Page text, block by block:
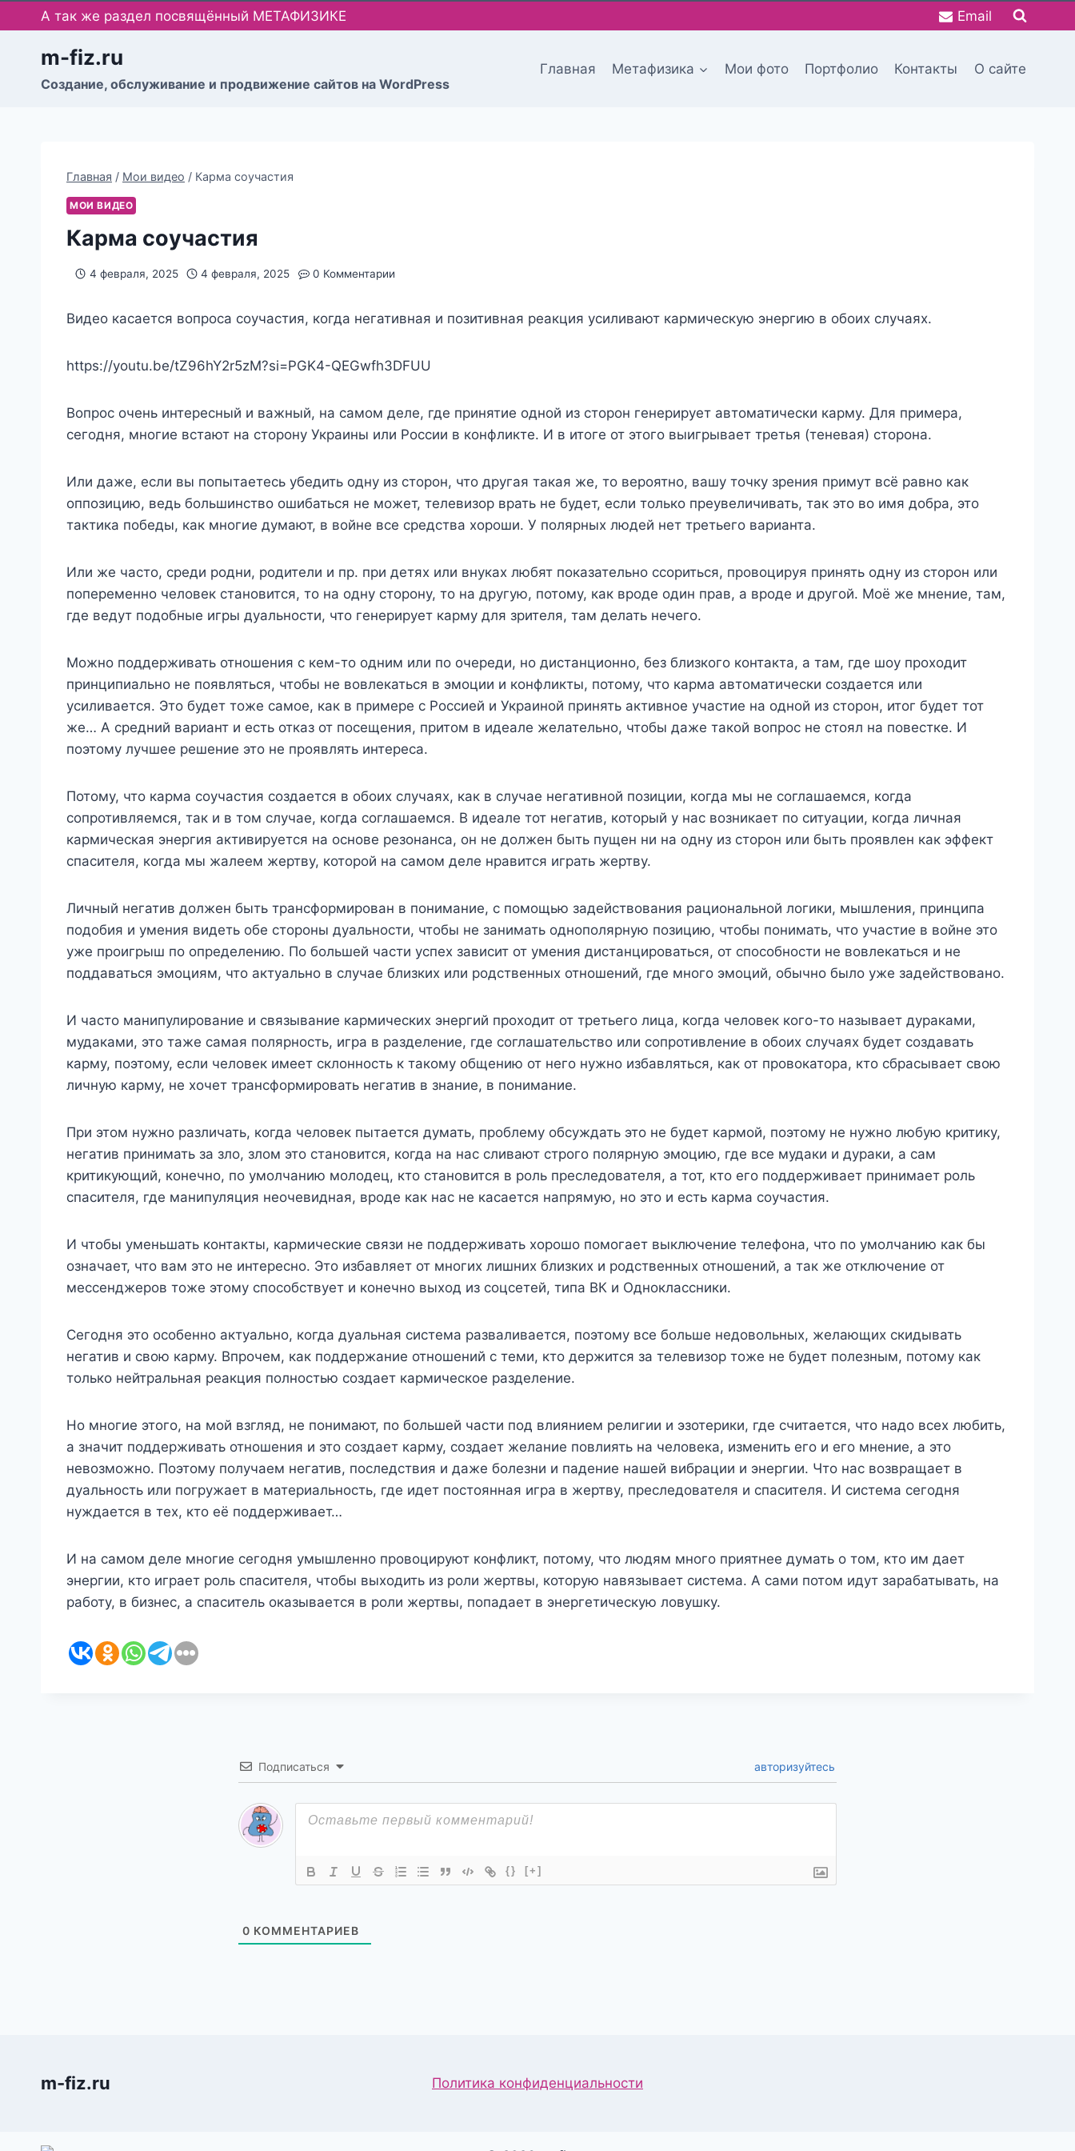
Перейти
к
содержимому
А так же раздел посвящённый МЕТАФИЗИКЕ Email
m-fiz.ru
Cоздание, обслуживание и продвижение сайтов на WordPress
Главная Метафизика Мои фото Портфолио Контакты О сайте
Главная / Мои видео / Карма соучастия
МОИ ВИДЕО
Карма соучастия
4 февраля, 2025 4 февраля, 2025 0 Комментарии
Видео касается вопроса соучастия, когда негативная и позитивная реакция усиливают кармическую энергию в обоих случаях.
https://youtu.be/tZ96hY2r5zM?si=PGK4-QEGwfh3DFUU
Вопрос очень интересный и важный, на самом деле, где принятие одной из сторон генерирует автоматически карму. Для примера,
сегодня, многие встают на сторону Украины или России в конфликте. И в итоге от этого выигрывает третья (теневая) сторона.
Или даже, если вы попытаетесь убедить одну из сторон, что другая такая же, то вероятно, вашу точку зрения примут всё равно как
оппозицию, ведь большинство ошибаться не может, телевизор врать не будет, если только преувеличивать, так это во имя добра, это
тактика победы, как многие думают, в войне все средства хороши. У полярных людей нет третьего варианта.
Или же часто, среди родни, родители и пр. при детях или внуках любят показательно ссориться, провоцируя принять одну из сторон или
попеременно человек становится, то на одну сторону, то на другую, потому, как вроде один прав, а вроде и другой. Моё же мнение, там,
где ведут подобные игры дуальности, что генерирует карму для зрителя, там делать нечего.
Можно поддерживать отношения с кем-то одним или по очереди, но дистанционно, без близкого контакта, а там, где шоу проходит
принципиально не появляться, чтобы не вовлекаться в эмоции и конфликты, потому, что карма автоматически создается или
усиливается. Это будет тоже самое, как в примере с Россией и Украиной принять активное участие на одной из сторон, итог будет тот
же… А средний вариант и есть отказ от посещения, притом в идеале желательно, чтобы даже такой вопрос не стоял на повестке. И
поэтому лучшее решение это не проявлять интереса.
Потому, что карма соучастия создается в обоих случаях, как в случае негативной позиции, когда мы не соглашаемся, когда
сопротивляемся, так и в том случае, когда соглашаемся. В идеале тот негатив, который у нас возникает по ситуации, когда личная
кармическая энергия активируется на основе резонанса, он не должен быть пущен ни на одну из сторон или быть проявлен как эффект
спасителя, когда мы жалеем жертву, которой на самом деле нравится играть жертву.
Личный негатив должен быть трансформирован в понимание, с помощью задействования рациональной логики, мышления, принципа
подобия и умения видеть обе стороны дуальности, чтобы не занимать однополярную позицию, чтобы понимать, что участие в войне это
уже проигрыш по определению. По большей части успех зависит от умения дистанцироваться, от способности не вовлекаться и не
поддаваться эмоциям, что актуально в случае близких или родственных отношений, где много эмоций, обычно было уже задействовано.
И часто манипулирование и связывание кармических энергий проходит от третьего лица, когда человек кого-то называет дураками,
мудаками, это таже самая полярность, игра в разделение, где соглашательство или сопротивление в обоих случаях будет создавать
карму, поэтому, если человек имеет склонность к такому общению от него нужно избавляться, как от провокатора, кто сбрасывает свою
личную карму, не хочет трансформировать негатив в знание, в понимание.
При этом нужно различать, когда человек пытается думать, проблему обсуждать это не будет кармой, поэтому не нужно любую критику,
негатив принимать за зло, злом это становится, когда на нас сливают строго полярную эмоцию, где все мудаки и дураки, а сам
критикующий, конечно, по умолчанию молодец, кто становится в роль преследователя, а тот, кто его поддерживает принимает роль
спасителя, где манипуляция неочевидная, вроде как нас не касается напрямую, но это и есть карма соучастия.
И чтобы уменьшать контакты, кармические связи не поддерживать хорошо помогает выключение телефона, что по умолчанию как бы
означает, что вам это не интересно. Это избавляет от многих лишних близких и родственных отношений, а так же отключение от
мессенджеров тоже этому способствует и конечно выход из соцсетей, типа ВК и Одноклассники.
Сегодня это особенно актуально, когда дуальная система разваливается, поэтому все больше недовольных, желающих скидывать
негатив и свою карму. Впрочем, как поддержание отношений с теми, кто держится за телевизор тоже не будет полезным, потому как
только нейтральная реакция полностью создает кармическое разделение.
Но многие этого, на мой взгляд, не понимают, по большей части под влиянием религии и эзотерики, где считается, что надо всех любить,
а значит поддерживать отношения и это создает карму, создает желание повлиять на человека, изменить его и его мнение, а это
невозможно. Поэтому получаем негатив, последствия и даже болезни и падение нашей вибрации и энергии. Что нас возвращает в
дуальность или погружает в материальность, где идет постоянная игра в жертву, преследователя и спасителя. И система сегодня
нуждается в тех, кто её поддерживает…
И на самом деле многие сегодня умышленно провоцируют конфликт, потому, что людям много приятнее думать о том, кто им дает
энергии, кто играет роль спасителя, чтобы выходить из роли жертвы, которую навязывает система. А сами потом идут зарабатывать, на
работу, в бизнес, а спаситель оказывается в роли жертвы, попадает в энергетическую ловушку.
Подписаться авторизуйтесь
{} [+]
0 КОММЕНТАРИЕВ
m-fiz.ru Политика конфиденциальности